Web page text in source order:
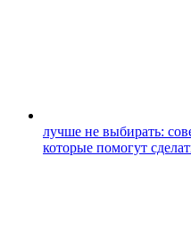
лучше не выбирать:
которые помогут